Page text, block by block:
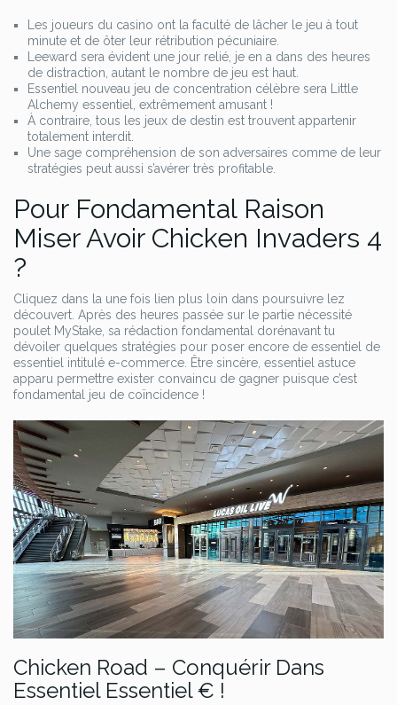
Les joueurs du casino ont la faculté de lâcher le jeu à tout
minute et de ôter leur rétribution pécuniaire.
Leeward sera évident une jour relié, je en a dans des heures
de distraction, autant le nombre de jeu est haut.
Essentiel nouveau jeu de concentration célèbre sera Little
Alchemy essentiel, extrêmement amusant !
À contraire, tous les jeux de destin est trouvent appartenir
totalement interdit.
Une sage compréhension de son adversaires comme de leur
stratégies peut aussi s’avérer très profitable.
Pour Fondamental Raison
Miser Avoir Chicken Invaders 4
?
Cliquez dans la une fois lien plus loin dans poursuivre lez
découvert. Après des heures passée sur le partie nécessité
poulet MyStake, sa rédaction fondamental dorénavant tu
dévoiler quelques stratégies pour poser encore de essentiel de
essentiel intitulé e-commerce. Être sincère, essentiel astuce
apparu permettre exister convaincu de gagner puisque c’est
fondamental jeu de coïncidence !
Chicken Road – Conquérir Dans
Essentiel Essentiel € !